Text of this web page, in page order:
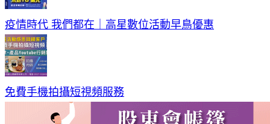
疫情時代 我們都在｜高星數位活動早鳥優惠
免費手機拍攝短視頻服務